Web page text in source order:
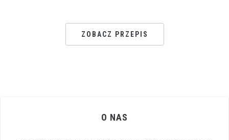
ZOBACZ PRZEPIS
O NAS